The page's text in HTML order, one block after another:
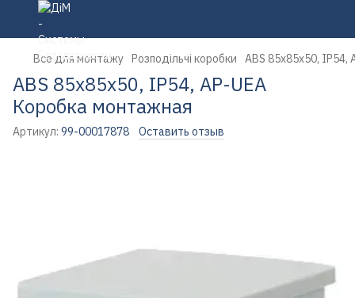
Все для монтажу Розподільчі коробки ABS 85х85х50, IP54,
ABS 85х85х50, IP54, AP-UEA
Коробка монтажная
Артикул: 99-00017878 Оставить отзыв